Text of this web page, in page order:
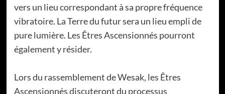
vers un lieu correspondant à sa propre fréquence
vibratoire. La Terre du futur sera un lieu empli de
pure lumière. Les Êtres Ascensionnés pourront
également y résider.
Lors du rassemblement de Wesak, les Êtres
Ascensionnés discuteront du processus